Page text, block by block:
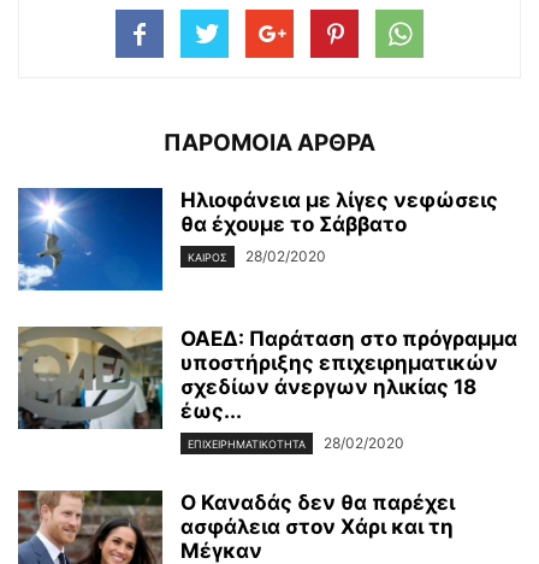
ΠΑΡΟΜΟΙΑ ΑΡΘΡΑ
Ηλιοφάνεια με λίγες νεφώσεις
θα έχουμε το Σάββατο
ΚΑΙΡΌΣ 28/02/2020
ΟΑΕΔ: Παράταση στο πρόγραμμα
υποστήριξης επιχειρηματικών
σχεδίων άνεργων ηλικίας 18
έως...
ΕΠΙΧΕΙΡΗΜΑΤΙΚΌΤΗΤΑ 28/02/2020
Ο Καναδάς δεν θα παρέχει
ασφάλεια στον Χάρι και τη
Μέγκαν